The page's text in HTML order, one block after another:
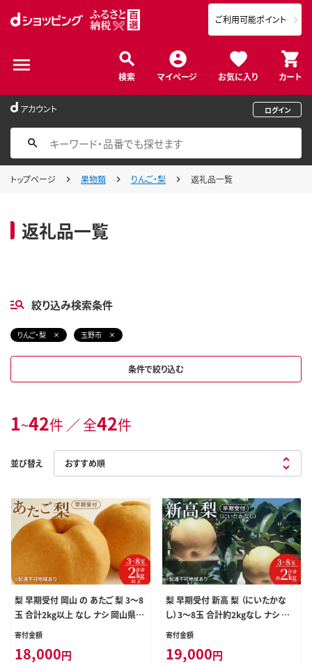
検索 マイページ お気に入り カート
ご利用可能ポイント
アカウント ログイン
トップページ 果物類 りんご・梨 返礼品一覧
返礼品一覧
絞り込み検索条件
りんご・梨 玉野市
条件で絞り込む
1~42件 ／ 全42件
並び替え
梨 早期受付 岡山 の あたご 梨 3～8
玉 合計2kg以上 なし ナシ 岡山県産
国産 フルーツ 果物 ギフト桃茂実苑
寄付金額
18,000円
梨 早期受付 新高 梨 （にいたかな
し）3～8玉 合計約2kgなし ナシ 岡
山県産 国産 フルーツ 果物 ギフト桃
寄付金額
19,000円